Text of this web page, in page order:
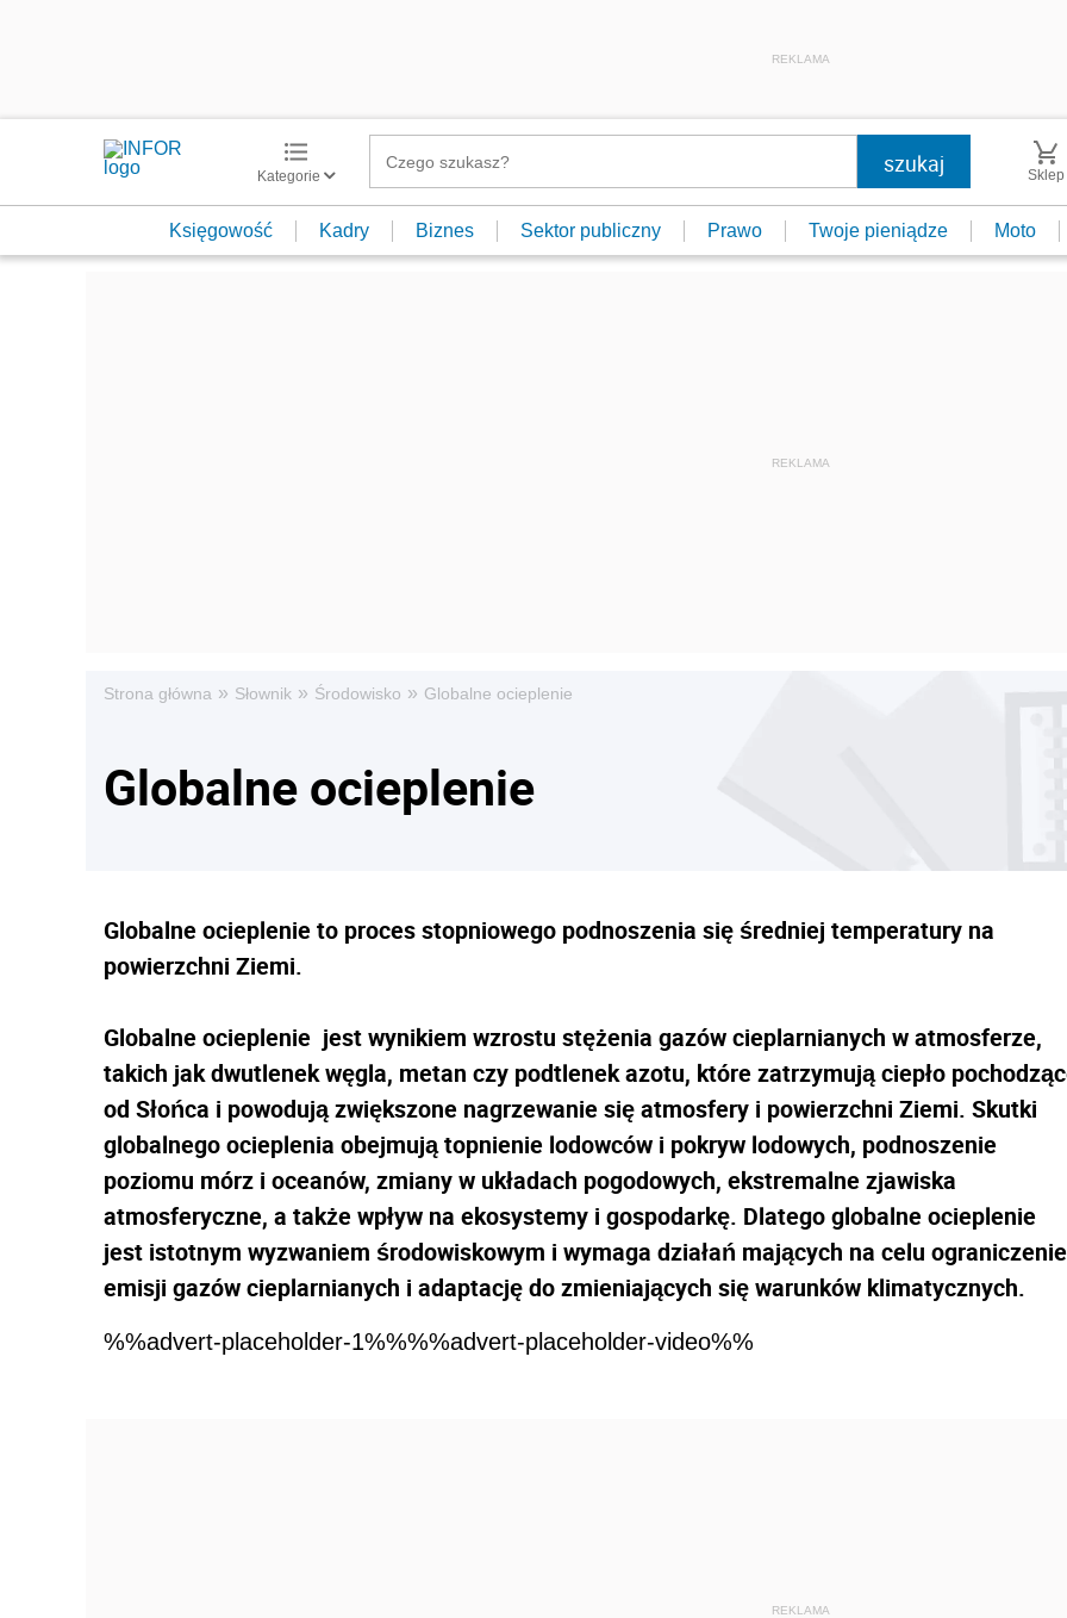
REKLAMA
Kategorie Sklep
Księgowość Kadry Biznes Sektor publiczny Prawo Twoje pieniądze Moto
Strona główna » Słownik » Środowisko » Globalne ocieplenie
Globalne ocieplenie
Globalne ocieplenie to proces stopniowego podnoszenia się średniej temperatury na
powierzchni Ziemi.
Globalne ocieplenie jest wynikiem wzrostu stężenia gazów cieplarnianych w atmosferze,
takich jak dwutlenek węgla, metan czy podtlenek azotu, które zatrzymują ciepło
od Słońca i powodują zwiększone nagrzewanie się atmosfery i powierzchni Ziemi. Skutki
globalnego ocieplenia obejmują topnienie lodowców i pokryw lodowych, podnoszenie
poziomu mórz i oceanów, zmiany w układach pogodowych, ekstremalne zjawiska
atmosferyczne, a także wpływ na ekosystemy i gospodarkę. Dlatego globalne ocieplenie
jest istotnym wyzwaniem środowiskowym i wymaga działań mających na celu ograniczenie
emisji gazów cieplarnianych i adaptację do zmieniających się warunków klimatycznych.
%%advert-placeholder-1%%%%advert-placeholder-video%%